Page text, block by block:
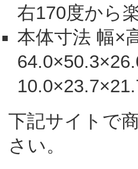
右170度から
本体寸法 幅×
下記サイトで
さい。